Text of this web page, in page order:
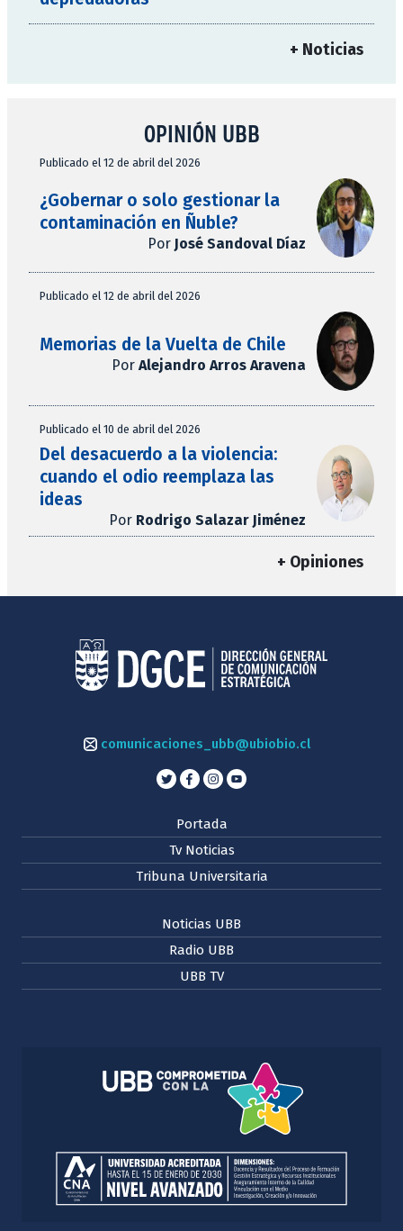
+ Noticias
OPINIÓN UBB
Publicado el 12 de abril del 2026
¿Gobernar o solo gestionar la
contaminación en Ñuble?
Por José Sandoval Díaz
Publicado el 12 de abril del 2026
Memorias de la Vuelta de Chile
Por Alejandro Arros Aravena
Publicado el 10 de abril del 2026
Del desacuerdo a la violencia:
cuando el odio reemplaza las
ideas
Por Rodrigo Salazar Jiménez
+ Opiniones
comunicaciones_ubb@ubiobio.cl
Portada
Tv Noticias
Tribuna Universitaria
Noticias UBB
Radio UBB
UBB TV